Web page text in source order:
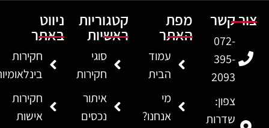
צור קשר
072-
395-
2093
צפון:
שדרות
מפת
האתר
עמוד
הבית
מי
אנחנו?
קטגוריות
ראשיות
סוגי
חקירות
איתור
נכסים
ניווט
באתר
חקירות
חקירות
אישות